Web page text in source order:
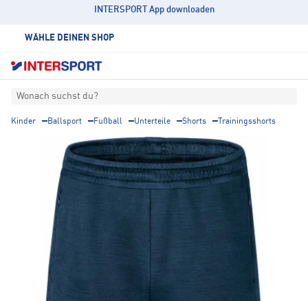
INTERSPORT App downloaden
WÄHLE DEINEN SHOP
Wonach suchst du?
Kinder Ballsport Fußball Unterteile Shorts Trainingsshorts